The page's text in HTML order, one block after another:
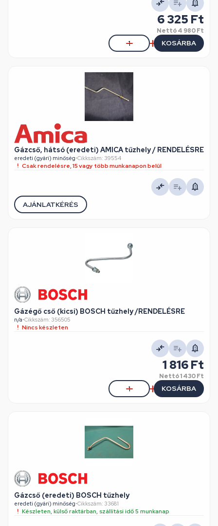
6 325 Ft
Nettó4 980 Ft
KOSÁRBA
Gázcső, hátsó (eredeti) AMICA tűzhely / RENDELÉSRE
eredeti (gyári) minőség•Cikkszám: 39554
Csak rendelésre, 15 vagy több munkanapon belül
AJÁNLATKÉRÉS
Gázégő cső (kicsi) BOSCH tűzhely /RENDELÉSRE
n/a•Cikkszám: 356505
Nincs készleten
1 816 Ft
Nettó1 430 Ft
KOSÁRBA
Gázcső (eredeti) BOSCH tűzhely
eredeti (gyári) minőség•Cikkszám: 33681
Készleten, külső raktárban, szállítási idő 5 munkanap